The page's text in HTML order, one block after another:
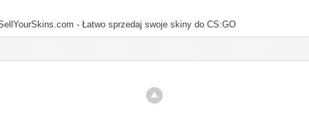
- Łatwo sprzedaj swoje skiny do CS:GO